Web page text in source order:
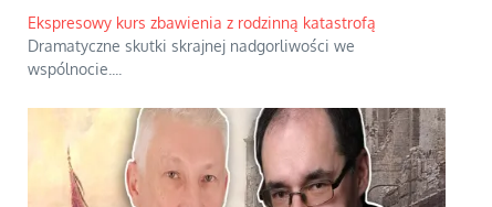
Ekspresowy kurs zbawienia z rodzinną katastrofą
Dramatyczne skutki skrajnej nadgorliwości we
wspólnocie.